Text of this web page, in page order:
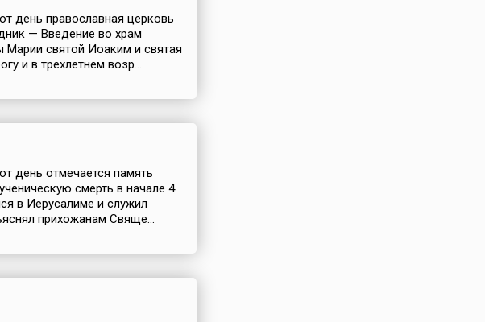
день православная церковь
— Введение во храм
святой Иоаким и святая
и в трехлетнем возр...
день отмечается память
смерть в начале 4
в Иерусалиме и служил
прихожанам Свяще...